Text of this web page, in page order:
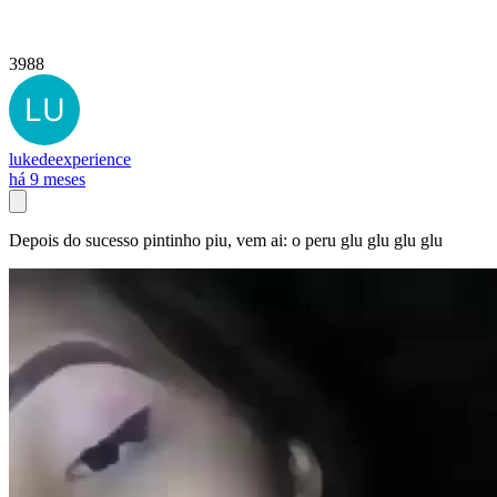
3988
lukedeexperience
há 9 meses
Depois do sucesso pintinho piu, vem ai: o peru glu glu glu glu